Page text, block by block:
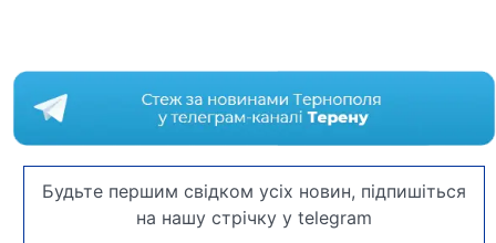
Будьте першим свідком усіх новин, підпишіться
на нашу стрічку у telegram